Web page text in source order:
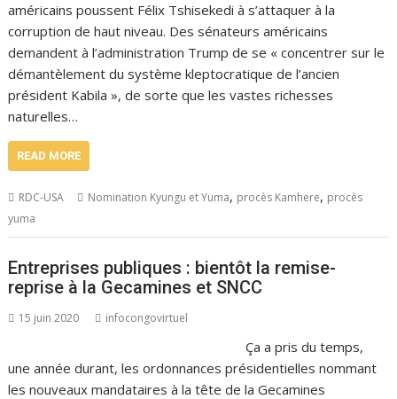
américains poussent Félix Tshisekedi à s’attaquer à la
corruption de haut niveau. Des sénateurs américains
demandent à l’administration Trump de se « concentrer sur le
démantèlement du système kleptocratique de l’ancien
président Kabila », de sorte que les vastes richesses
naturelles…
READ MORE
RDC-USA Nomination Kyungu et Yuma, procès Kamhere, procès
yuma
Entreprises publiques : bientôt la remise-
reprise à la Gecamines et SNCC
15 juin 2020 infocongovirtuel
Ça a pris du temps,
une année durant, les ordonnances présidentielles nommant
les nouveaux mandataires à la tête de la Gecamines